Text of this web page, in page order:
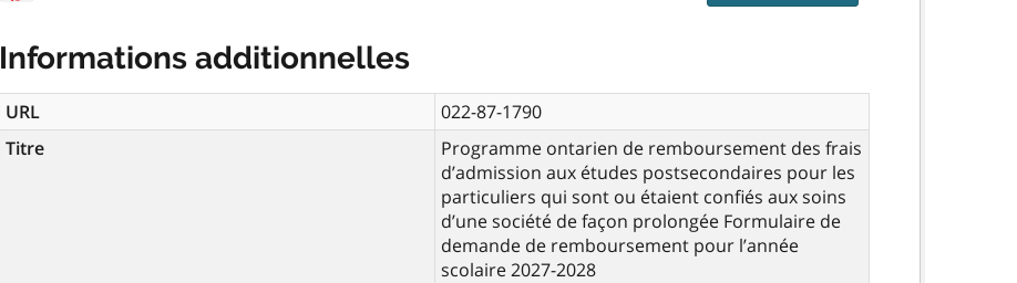
Informations additionnelles
URL
022-87-1790
Titre
Programme ontarien de remboursement des frais
d’admission aux études postsecondaires pour les
particuliers qui sont ou étaient confiés aux soins
d’une société de façon prolongée Formulaire de
demande de remboursement pour l’année
scolaire 2027-2028